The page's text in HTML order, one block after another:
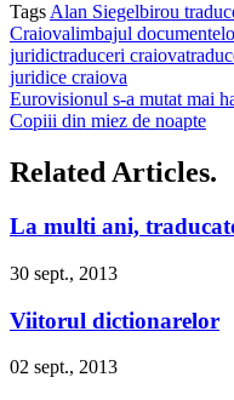
Tags Alan Siegelbirou
Craiovalimbajul
juridictraduceri craiova
juridice craiova
Eurovisionul s-a mutat mai
Copiii din miez de noapte
Related Articles.
La multi ani,
30 sept., 2013
Viitorul dictionarelor
02 sept., 2013